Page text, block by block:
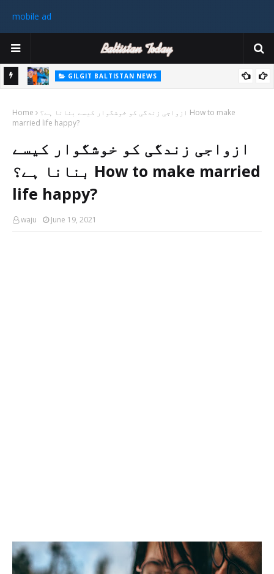
mobile ad
GILGIT BALTISTAN NEWS
میٹر چوٹی سر کیHome
ازواجی زندگی کو خوشگوار کیسے بنانا ہے؟ How to make
married life happy?
ازواجی زندگی کو خوشگوار کیسے
بنانا ہے؟ How to make married
life happy?
waju June 19, 2021